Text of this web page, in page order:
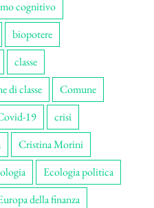
cognitivo
biopotere
classe
di classe
Comune
19
crisi
Cristina Morini
Ecologia politica
della finanza